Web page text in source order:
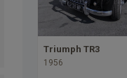
Triumph TR3
1956